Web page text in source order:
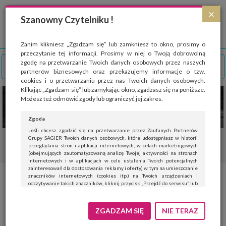
×
Szanowny Czytelniku !
Zanim klikniesz „Zgadzam się” lub zamkniesz to okno, prosimy o
przeczytanie tej informacji. Prosimy w niej o Twoją dobrowolną
zgodę na przetwarzanie Twoich danych osobowych przez naszych
partnerów biznesowych oraz przekazujemy informacje o tzw.
cookies i o przetwarzaniu przez nas Twoich danych osobowych.
Klikając „Zgadzam się” lub zamykając okno, zgadzasz się na poniższe.
Możesz też odmówić zgody lub ograniczyć jej zakres.
Zgoda
Jeśli chcesz zgodzić się na przetwarzanie przez Zaufanych Partnerów
Grupy SAGIER Twoich danych osobowych, które udostępniasz w historii
przeglądania stron i aplikacji internetowych, w celach marketingowych
(obejmujących zautomatyzowaną analizę Twojej aktywności na stronach
internetowych i w aplikacjach w celu ustalenia Twoich potencjalnych
zainteresowań dla dostosowania reklamy i oferty) w tym na umieszczanie
znaczników internetowych (cookies itp.) na Twoich urządzeniach i
odczytywanie takich znaczników, kliknij przycisk „Przejdź do serwisu” lub
Jeśli nie chcesz wyrazić zgody, kliknij „Nie teraz”.
Wyrażenie zgody jest dobrowolne. Możesz edytować zakres zgody, w tym
ZGADZAM SIĘ NIE TERAZ
Strona wykorzystuje pliki cookies, które służą głównie do celów statystycznych.
Wyrażając zgodę na używanie 'cookies', zezwalasz na zapisanie ich w pamięci
przeglądarki. Przejdź do
polityki cookies
Krótkowzroczność u dzieci. Czy
można skutecznie spowolnić jej